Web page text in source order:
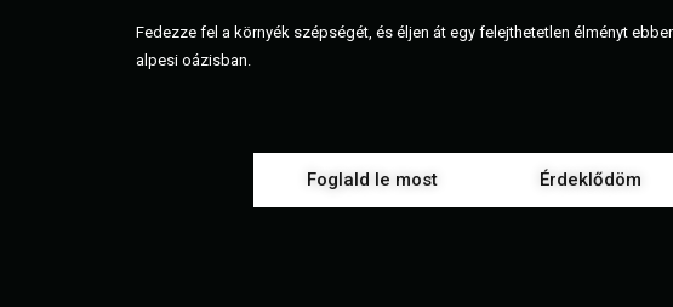
Fedezze fel a környék szépségét, és éljen át egy felejthetetlen élményt
alpesi oázisban.
Foglald le most Érdeklődöm